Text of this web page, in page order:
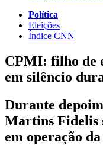
Política
Eleições
Índice CNN
CPMI: filho de
em silêncio
Durante
Martins Fidelis
em operação